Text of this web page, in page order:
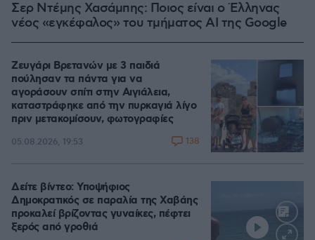
Σερ Ντέμης Χασάμπης: Ποιος είναι ο Έλληνας
νέος «εγκέφαλος» του τμήματος AI της Google
Ζευγάρι Βρετανών με 3 παιδιά
πούλησαν τα πάντα για να
αγοράσουν σπίτι στην Αιγιάλεια,
καταστράφηκε από την πυρκαγιά λίγο
πριν μετακομίσουν, φωτογραφίες
05.08.2026, 19:53 138
Δείτε βίντεο: Υποψήφιος
Δημοκρατικός σε παραλία της Χαβάης
προκαλεί βρίζοντας γυναίκες, πέφτει
ξερός από γροθιά